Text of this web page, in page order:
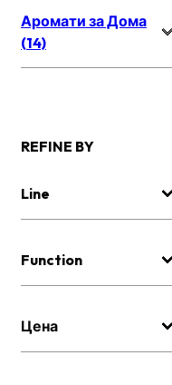
Аромати за Дома
(14)
REFINE BY
Line
Function
Цена